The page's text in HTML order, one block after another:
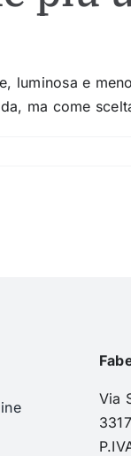
luminosa e
ma come
Via